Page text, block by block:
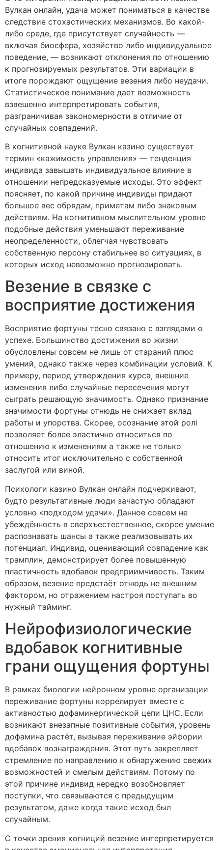
Вулкан онлайн, удача может пониматься в качестве
следствие стохастических механизмов. Во какой-
либо среде, где присутствует случайность —
включая биосфера, хозяйство либо индивидуальное
поведение, — возникают отклонения по отношению
к прогнозируемых результатов. Эти вариации в
итоге порождают ощущение везения либо неудачи.
Статистическое понимание дает возможность
взвешенно интерпретировать события,
разграничивая закономерности в отличие от
случайных совпадений.
В когнитивной науке Вулкан казино существует
термин «кажимость управления» — тенденция
индивида завышать индивидуальное влияние в
отношении непредсказуемые исходы. Это эффект
поясняет, по какой причине индивиды придают
большое вес обрядам, приметам либо знаковым
действиям. На когнитивном мыслительном уровне
подобные действия уменьшают переживание
неопределенности, облегчая чувствовать
собственную персону стабильнее во ситуациях, в
которых исход невозможно прогнозировать.
Везение в связке с
восприятие достижения
Восприятие фортуны тесно связано с взглядами о
успехе. Большинство достижения во жизни
обусловлены совсем не лишь от стараний плюс
умений, однако также через комбинации условий. К
примеру, период утверждения курса, внешние
изменения либо случайные пересечения могут
сыграть решающую значимость. Однако признание
значимости фортуны отнюдь не снижает вклад
работы и упорства. Скорее, осознание этой ролі
позволяет более эластично относиться по
отношению к изменениям а также не только
относить итог исключительно с собственной
заслугой или виной.
Психологи казино Вулкан онлайн подчеркивают,
будто результативные люди зачастую обладают
условно «подходом удачи». Данное совсем не
убеждённость в сверхъестественное, скорее умение
распознавать шансы а также реализовывать их
потенциал. Индивид, оценивающий совпадение как
трамплин, демонстрирует более повышенную
пластичность вдобавок предприимчивость. Таким
образом, везение предстаёт отнюдь не внешним
фактором, но отражением настроя поступать во
нужный тайминг.
Нейрофизиологические
вдобавок когнитивные
грани ощущения фортуны
В рамках биологии нейронном уровне организации
переживание фортуны коррелирует вместе с
активностью дофаминергической цепи ЦНС. Если
возникают внезапные позитивные события, уровень
дофамина растёт, вызывая переживание эйфории
вдобавок вознаграждения. Этот путь закрепляет
стремление по направлению к обнаружению свежих
возможностей и смелым действиям. Потому по
этой причине индивид нередко возобновляет
поступки, что связываются с предыдущим
результатом, даже когда такие исход был
случайным.
С точки зрения когниций везение интерпретируется